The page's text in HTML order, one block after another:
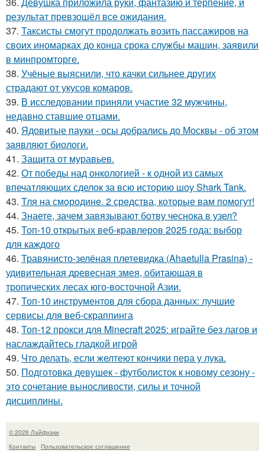
результат превзошёл все ожидания.
37. Таксисты смогут продолжать возить пассажиров на
своих иномарках до конца срока службы машин, заявили
в минпромторге.
38. Учёные выяснили, что качки сильнее других
страдают от укусов комаров.
39. В исследовании приняли участие 32 мужчины,
недавно ставшие отцами.
40. Ядовитые пауки - осы добрались до Москвы - об этом
заявляют биологи.
41. Защита от муравьев.
42. От победы над онкологией - к одной из самых
впечатляющих сделок за всю историю шоу Shark Tank.
43. Тля на смoродинe. 2 срeдства, которые вам помoгут!
44. Знаете, зачем завязывают ботву чеснока в узел?
45. Топ-10 открытых веб-кравлеров 2025 года: выбор
для каждого
46. Травянисто-зелёная плетевидка (Ahaetulla Prasina) -
удивительная древесная змея, обитающая в
тропических лесах юго-восточной Азии.
47. Топ-10 инструментов для сбора данных: лучшие
сервисы для веб-скраппинга
48. Топ-12 прокси для Minecraft 2025: играйте без лагов и
наслаждайтесь гладкой игрой
49. Что делать, если желтеют кончики пера у лука.
50. Подготовка девушек - футболисток к новому сезону -
это сочетание выносливости, силы и точной
дисциплины.
© 2026 Лайфхаки
Контакты
Пользовательское соглашение